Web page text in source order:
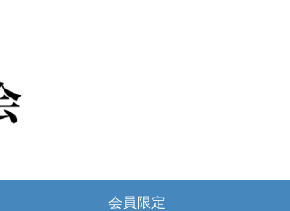
会員限定